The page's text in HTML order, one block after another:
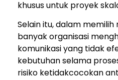
khusus untuk proyek
Selain itu, dalam memilih
banyak organisasi
komunikasi yang tidak
kebutuhan selama
risiko ketidakcocokan